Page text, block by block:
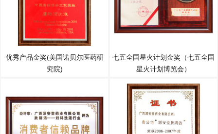
优秀产品金奖(美国诺贝尔医药研
究院)
七五全国星火计划金奖（七五全国
星火计划博览会）